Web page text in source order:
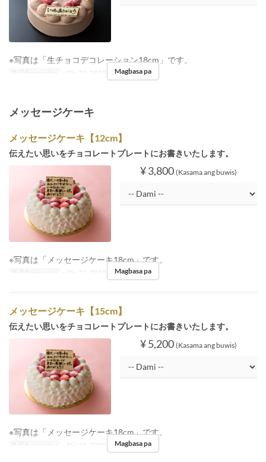
※写真は「生チョコデコレーション18cm」です。
Balidong petsa ~ Dis 21, 2025, Dis 26, 2025 ~
Magbasa pa
メッセージケーキ
メッセージケーキ【12cm】
伝えたい思いをチョコレートプレートにお書きいたします。
¥ 3,800 (Kasama ang buwis)
※写真は「メッセージケーキ18cm」です。
Balidong petsa ~ Dis 21, 2025, Dis 26, 2025 ~
Magbasa pa
メッセージケーキ【15cm】
伝えたい思いをチョコレートプレートにお書きいたします。
¥ 5,200 (Kasama ang buwis)
※写真は「メッセージケーキ18cm」です。
Balidong petsa ~ Dis 21, 2025, Dis 26, 2025 ~
Magbasa pa